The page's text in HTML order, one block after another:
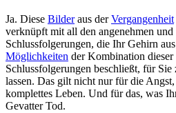
Ja. Diese Bilderaus derVergangenheit
verknüpft mit all den angenehmen und
Schlussfolgerungen, die Ihr Gehirn
Möglichkeiten der Kombination
Schlussfolgerungen beschließt, für Sie
lassen. Das gilt nicht nur für die
komplettes Leben. Und für das, was
Gevatter Tod.